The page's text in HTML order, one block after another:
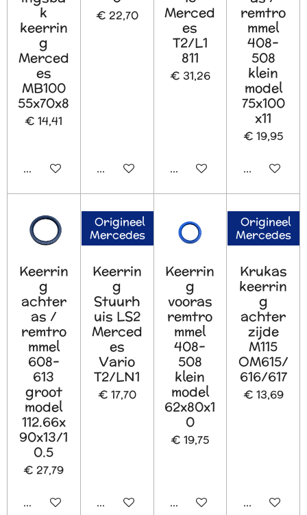
k
keerrin
g
Merced
es
MB100
55x70x8
€ 14,41
In winkelwagen
€ 22,70
In winkelwagen
Merced
es
T2/L1
811
€ 31,26
In winkelwagen
remtro
mmel
408-
508
klein
model
75x100
x11
€ 19,95
In
Keerrin
g
achter
as /
remtro
mmel
608-
613
groot
model
112.66x
90x13/1
0.5
€ 27,79
In winkelwagen
Origineel
Mercedes
Keerrin
g
Stuurh
uis LS2
Merced
es
Vario
T2/LN1
€ 17,70
In winkelwagen
Keerrin
g
vooras
remtro
mmel
408-
508
klein
model
62x80x1
0
€ 19,75
In winkelwagen
Origineel
Mercedes
Krukas
keerrin
g
achter
zijde
M115
OM615/
616/617
€ 13,69
In